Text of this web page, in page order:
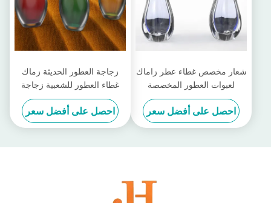
شعار مخصص غطاء عطر زاماك
لعبوات العطور المخصصة
احصل على أفضل سعر
زجاجة العطور الحديثة زماك
غطاء العطور للشعبية زجاجة
العطور مع مظهر مخصص
احصل على أفضل سعر